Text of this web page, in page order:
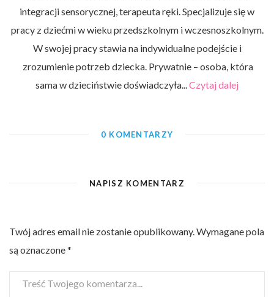
integracji sensorycznej, terapeuta ręki. Specjalizuje się w
pracy z dziećmi w wieku przedszkolnym i wczesnoszkolnym.
W swojej pracy stawia na indywidualne podejście i
zrozumienie potrzeb dziecka. Prywatnie – osoba, która
sama w dzieciństwie doświadczyła...Czytaj dalej
0 KOMENTARZY
NAPISZ KOMENTARZ
Twój adres email nie zostanie opublikowany.Wymagane pola
są oznaczone*